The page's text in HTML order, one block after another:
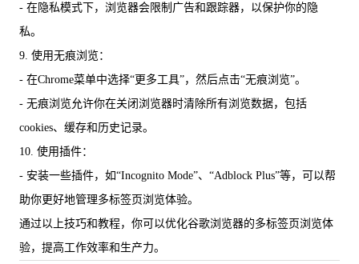
- 在隐私模式下，浏览器会限制广告和跟踪器，以保护你的隐
私。
9. 使用无痕浏览：
- 在Chrome菜单中选择“更多工具”，然后点击“无痕浏览”。
- 无痕浏览允许你在关闭浏览器时清除所有浏览数据，包括
cookies、缓存和历史记录。
10. 使用插件：
- 安装一些插件，如“Incognito Mode”、“Adblock Plus”等，可以帮
助你更好地管理多标签页浏览体验。
通过以上技巧和教程，你可以优化谷歌浏览器的多标签页浏览体
验，提高工作效率和生产力。